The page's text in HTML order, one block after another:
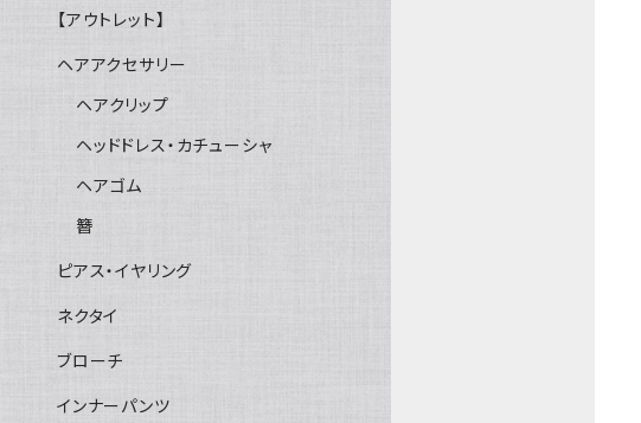
【アウトレット】
ヘアアクセサリー
ヘアクリップ
ヘッドドレス・カチューシャ
ヘアゴム
簪
ピアス・イヤリング
ネクタイ
ブローチ
インナーパンツ